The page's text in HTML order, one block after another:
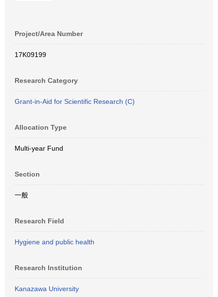
Project/Area Number
17K09199
Research Category
Grant-in-Aid for Scientific Research (C)
Allocation Type
Multi-year Fund
Section
一般
Research Field
Hygiene and public health
Research Institution
Kanazawa University